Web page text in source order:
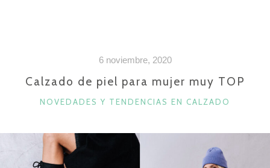
6 noviembre, 2020
Calzado de piel para mujer muy TOP
CATEGORÍAS
NOVEDADES Y TENDENCIAS EN CALZADO